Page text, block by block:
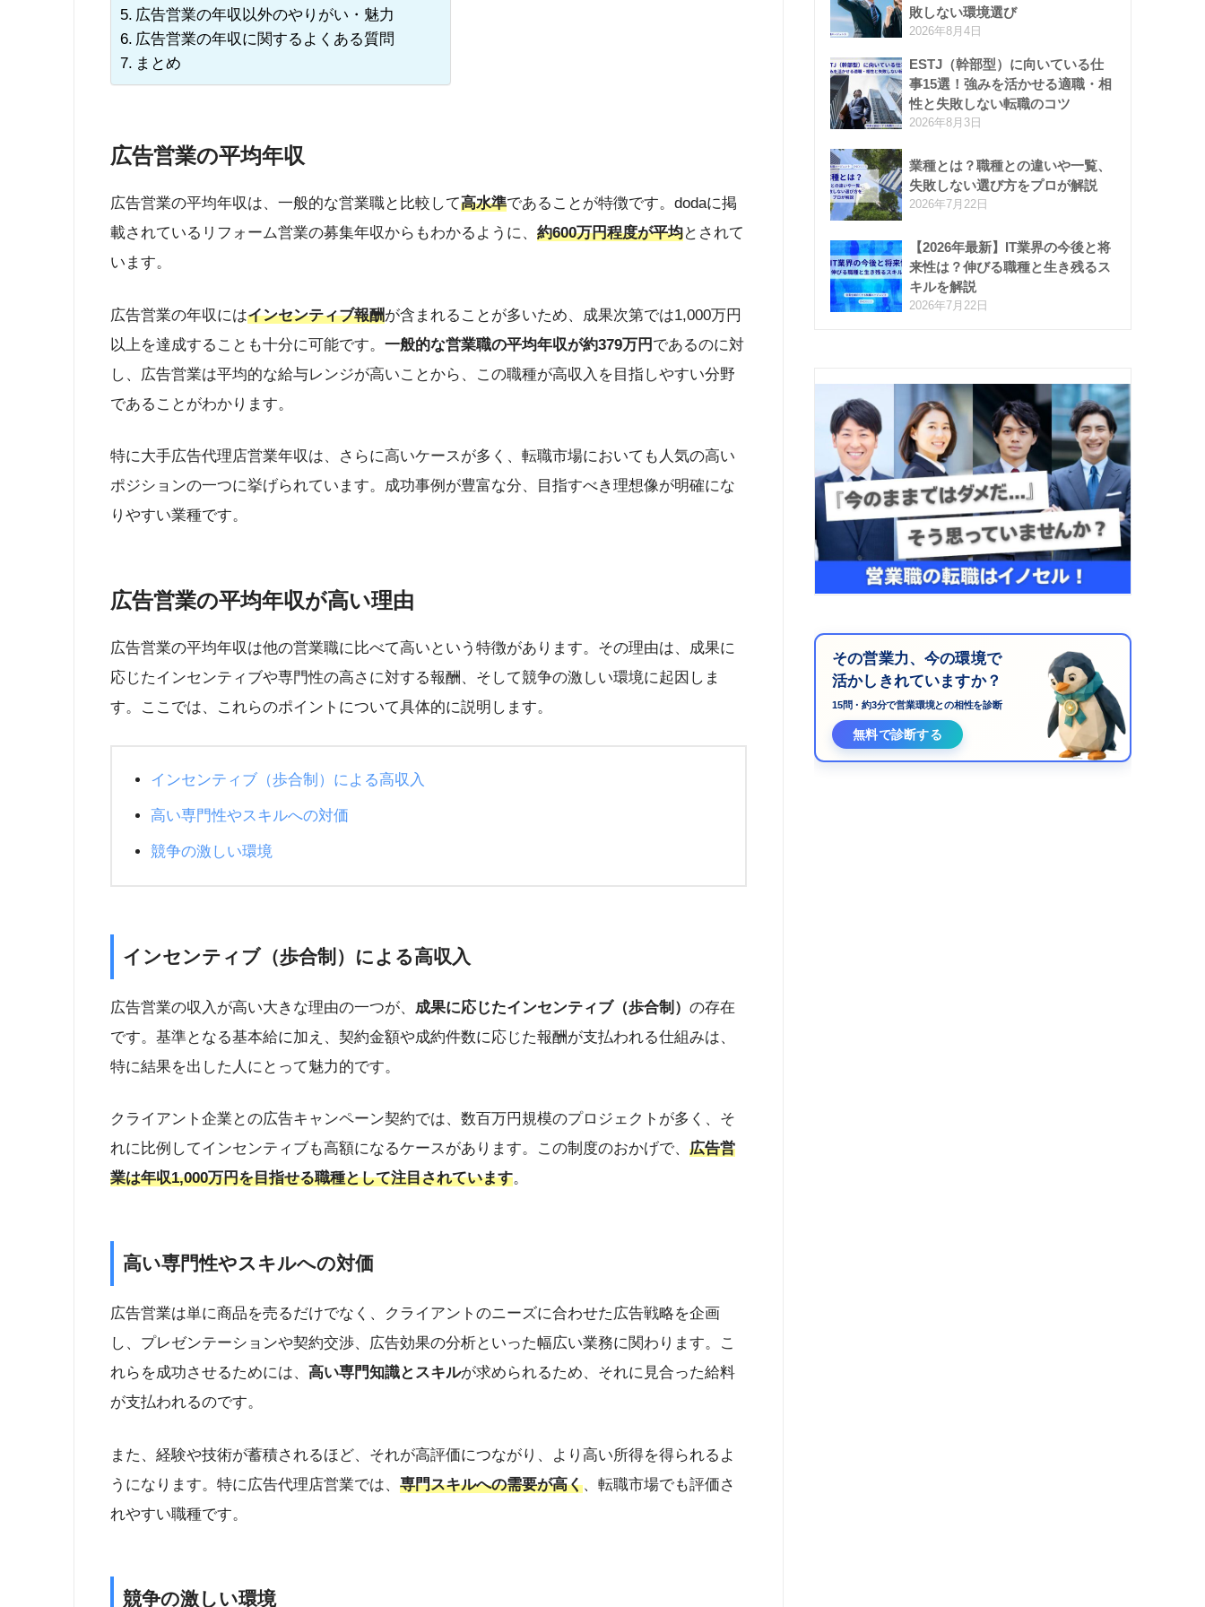
広告営業の年収以外のやりがい・魅力
広告営業の年収に関するよくある質問
まとめ
広告営業の平均年収
広告営業の平均年収は、一般的な営業職と比較して高水準であることが特徴です。dodaに掲
載されているリフォーム営業の募集年収からもわかるように、 約600万円程度が平均とされて
います。
広告営業の年収にはインセンティブ報酬が含まれることが多いため、成果次第では1,000万円
以上を達成することも十分に可能です。 一般的な営業職の平均年収が約379万円 であるのに対
し、広告営業は平均的な給与レンジが高いことから、この職種が高収入を目指しやすい分野
であることがわかります。
特に大手広告代理店営業年収は、さらに高いケースが多く、転職市場においても人気の高い
ポジションの一つに挙げられています。成功事例が豊富な分、目指すべき理想像が明確にな
りやすい業種です。
広告営業の平均年収が高い理由
広告営業の平均年収は他の営業職に比べて高いという特徴があります。その理由は、成果に
応じたインセンティブや専門性の高さに対する報酬、そして競争の激しい環境に起因しま
す。ここでは、これらのポイントについて具体的に説明します。
インセンティブ（歩合制）による高収入
高い専門性やスキルへの対価
競争の激しい環境
インセンティブ（歩合制）による高収入
広告営業の収入が高い大きな理由の一つが、 成果に応じたインセンティブ（歩合制） の存在
です。基準となる基本給に加え、契約金額や成約件数に応じた報酬が支払われる仕組みは、
特に結果を出した人にとって魅力的です。
クライアント企業との広告キャンペーン契約では、数百万円規模のプロジェクトが多く、そ
れに比例してインセンティブも高額になるケースがあります。この制度のおかげで、 広告営
業は年収1,000万円を目指せる職種として注目されています。
高い専門性やスキルへの対価
広告営業は単に商品を売るだけでなく、クライアントのニーズに合わせた広告戦略を企画
し、プレゼンテーションや契約交渉、広告効果の分析といった幅広い業務に関わります。こ
れらを成功させるためには、 高い専門知識とスキルが求められるため、それに見合った給料
が支払われるのです。
また、経験や技術が蓄積されるほど、それが高評価につながり、より高い所得を得られるよ
うになります。特に広告代理店営業では、 専門スキルへの需要が高く、転職市場でも評価さ
れやすい職種です。
競争の激しい環境
敗しない環境選び
2026年8月4日
ESTJ（幹部型）に向いている仕
事15選！強みを活かせる適職・相
性と失敗しない転職のコツ
2026年8月3日
業種とは？職種との違いや一覧、
失敗しない選び方をプロが解説
2026年7月22日
【2026年最新】IT業界の今後と将
来性は？伸びる職種と生き残るス
キルを解説
2026年7月22日
その営業力、今の環境で
活かしきれていますか？
15問・約3分で営業環境との相性を診断
無料で診断する